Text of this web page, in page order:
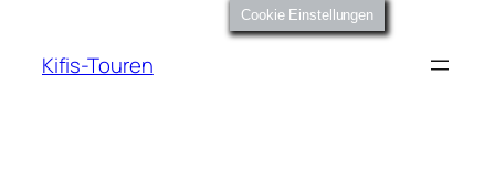
springen
Kifis-Touren
Cookie Einstellungen